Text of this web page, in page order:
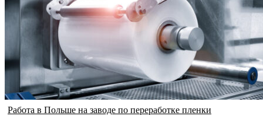
Работа в Польше на заводе по переработке пленки